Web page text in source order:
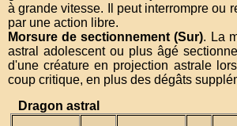
à grande vitesse. Il peut interrompre ou
par une action libre.
Morsure de sectionnement (Sur). La
astral adolescent ou plus âgé
d'une créature en projection astrale
coup critique, en plus des dégâts
Dragon astral